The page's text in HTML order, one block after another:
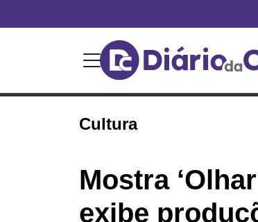
Cultura
Mostra
exibe